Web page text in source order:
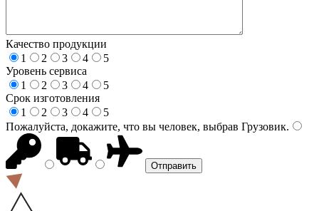
Качество продукции
1
2 3 4
5
Уровень сервиса
1
2 3 4
5
Срок изготовления
1
2 3 4
5
Пожалуйста, докажите, что вы человек, выбрав Грузовик.